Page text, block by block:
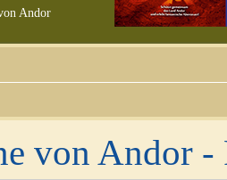
Andor
von Andor -